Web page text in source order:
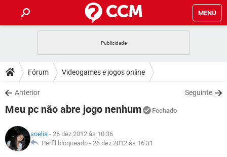
MENU
CELULAR FACEBOOK
OUTLOOK
INSTAGRAM GMAIL
GUIA DE COMPRAS
DICAS
JOGOS WHATSAPP
INSTAGRAM
GUIA DE COMPRAS
DOWNLOADS
JOGOS WHATSAPP
CELULAR
OUTLOOK EXCEL
FÓRUM
JOGOS
CELULAR
GLOSSÁRIO
Fórum Videogames e jogos online
Anterior Seguinte
Meu pc não abre jogo nenhum Fechado
soelia - 26 dez 2012 às 10:36
Perfil bloqueado - 26 dez 2012 às 16:31